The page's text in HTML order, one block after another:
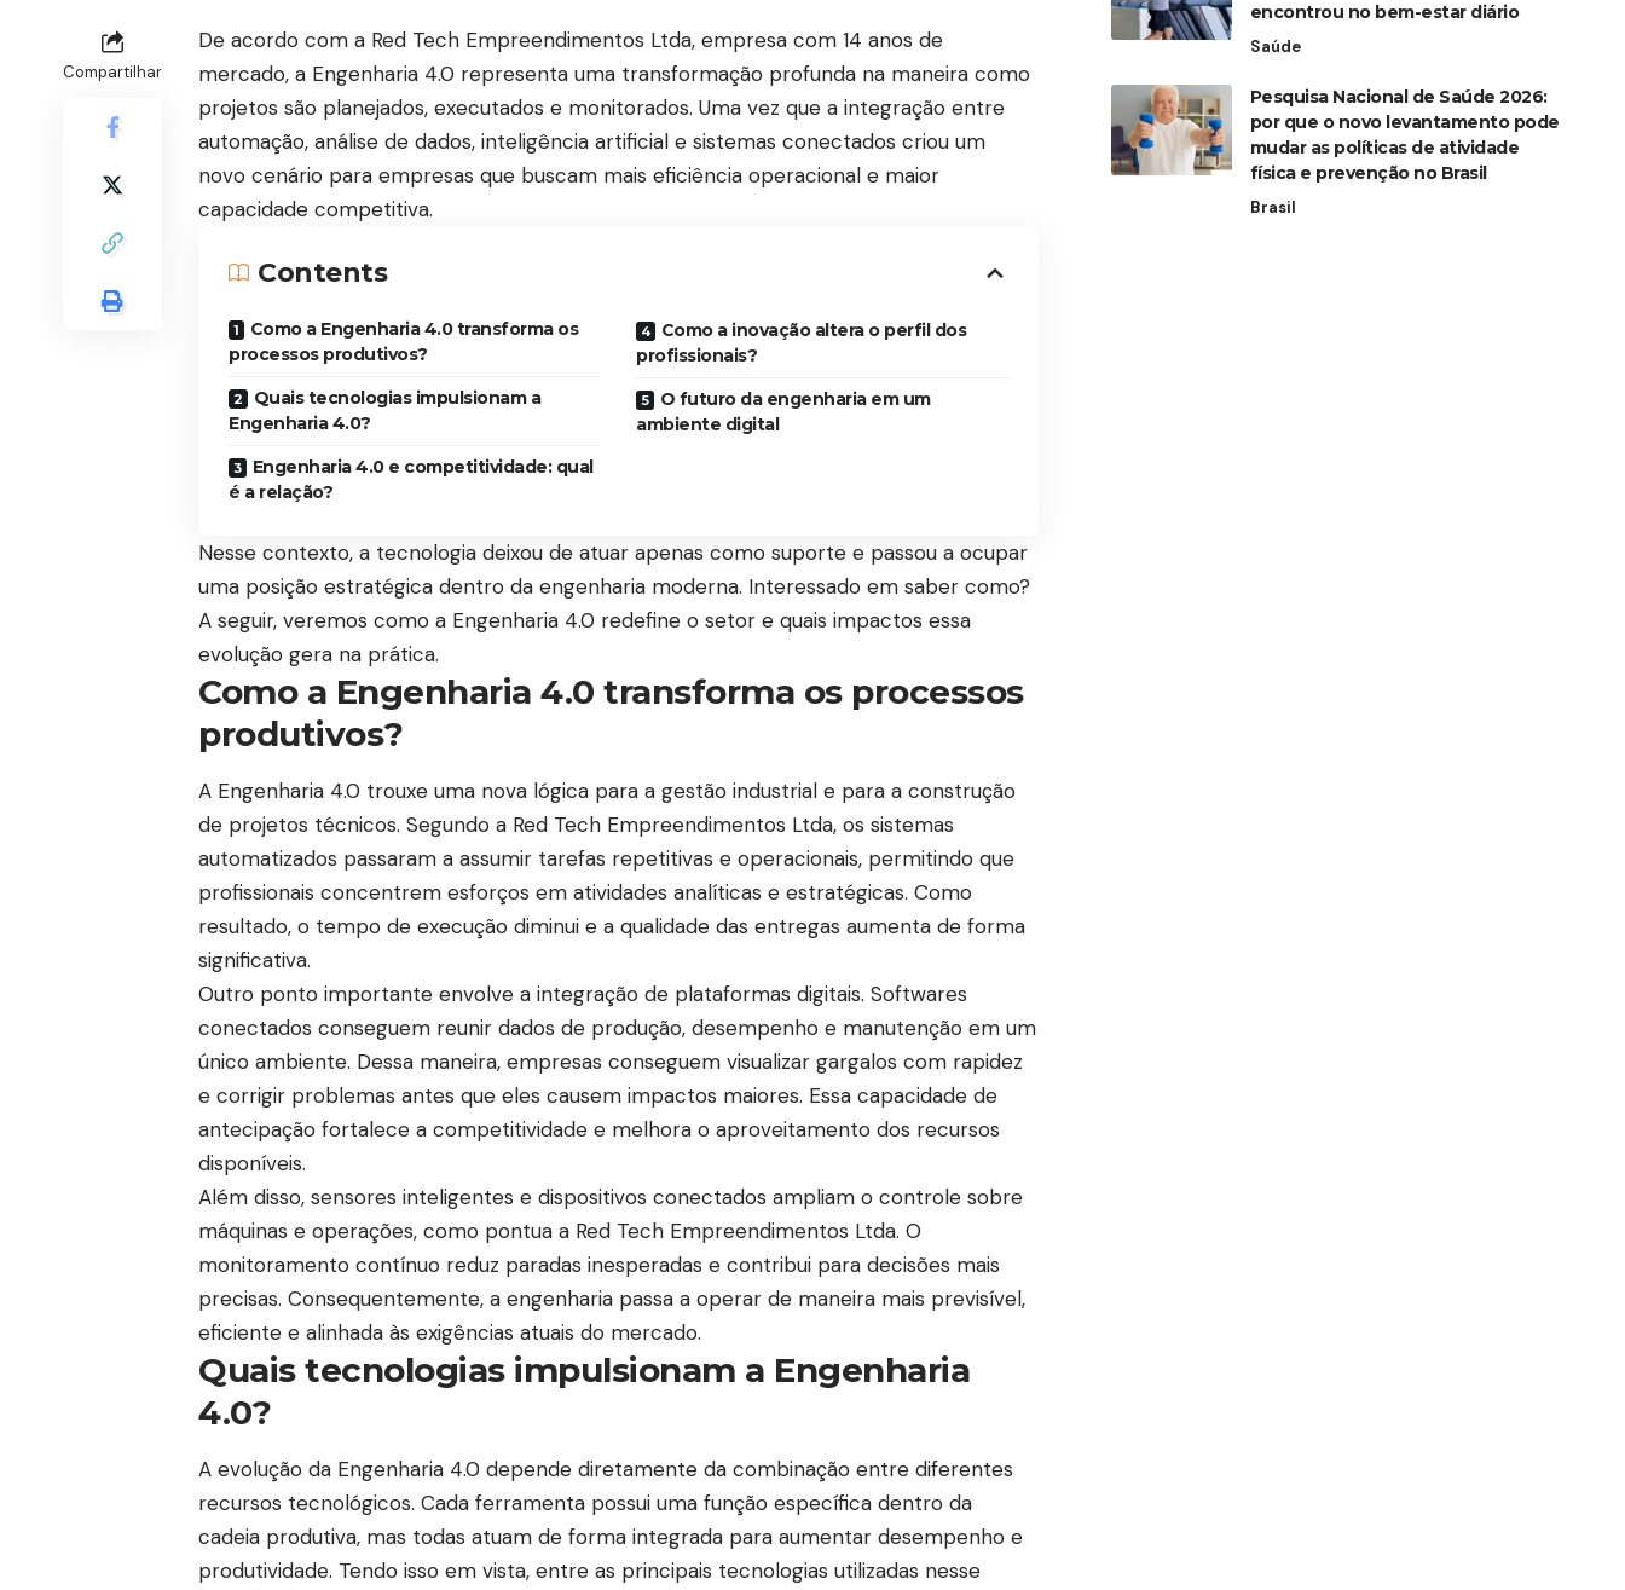
Compartilhar
De acordo com a Red Tech Empreendimentos Ltda, empresa com 14 anos de
mercado, a Engenharia 4.0 representa uma transformação profunda na maneira como
projetos são planejados, executados e monitorados. Uma vez que a integração entre
automação, análise de dados, inteligência artificial e sistemas conectados criou um
novo cenário para empresas que buscam mais eficiência operacional e maior
capacidade competitiva.
Contents
Como a Engenharia 4.0 transforma os
processos produtivos?
Quais tecnologias impulsionam a
Engenharia 4.0?
Engenharia 4.0 e competitividade: qual
é a relação?
Como a inovação altera o perfil dos
profissionais?
O futuro da engenharia em um
ambiente digital
Nesse contexto, a tecnologia deixou de atuar apenas como suporte e passou a ocupar
uma posição estratégica dentro da engenharia moderna. Interessado em saber como?
A seguir, veremos como a Engenharia 4.0 redefine o setor e quais impactos essa
evolução gera na prática.
Como a Engenharia 4.0 transforma os processos
produtivos?
A Engenharia 4.0 trouxe uma nova lógica para a gestão industrial e para a construção
de projetos técnicos. Segundo a Red Tech Empreendimentos Ltda, os sistemas
automatizados passaram a assumir tarefas repetitivas e operacionais, permitindo que
profissionais concentrem esforços em atividades analíticas e estratégicas. Como
resultado, o tempo de execução diminui e a qualidade das entregas aumenta de forma
significativa.
Outro ponto importante envolve a integração de plataformas digitais. Softwares
conectados conseguem reunir dados de produção, desempenho e manutenção em um
único ambiente. Dessa maneira, empresas conseguem visualizar gargalos com rapidez
e corrigir problemas antes que eles causem impactos maiores. Essa capacidade de
antecipação fortalece a competitividade e melhora o aproveitamento dos recursos
disponíveis.
Além disso, sensores inteligentes e dispositivos conectados ampliam o controle sobre
máquinas e operações, como pontua a Red Tech Empreendimentos Ltda. O
monitoramento contínuo reduz paradas inesperadas e contribui para decisões mais
precisas. Consequentemente, a engenharia passa a operar de maneira mais previsível,
eficiente e alinhada às exigências atuais do mercado.
Quais tecnologias impulsionam a Engenharia
4.0?
A evolução da Engenharia 4.0 depende diretamente da combinação entre diferentes
recursos tecnológicos. Cada ferramenta possui uma função específica dentro da
cadeia produtiva, mas todas atuam de forma integrada para aumentar desempenho e
produtividade. Tendo isso em vista, entre as principais tecnologias utilizadas nesse
encontrou no bem-estar diário
Saúde
Pesquisa Nacional de Saúde 2026:
por que o novo levantamento pode
mudar as políticas de atividade
física e prevenção no Brasil
Brasil